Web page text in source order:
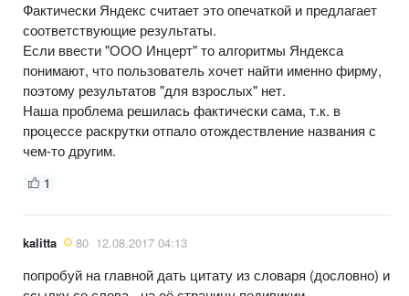
Фактически Яндекс считает это опечаткой и предлагает
соответствующие результаты.
Если ввести "ООО Инцерт" то алгоритмы Яндекса
понимают, что пользователь хочет найти именно фирму,
поэтому результатов "для взрослых" нет.
Наша проблема решилась фактически сама, т.к. в
процессе раскрутки отпало отождествление названия с
чем-то другим.
1
kalitta 80 12.08.2017 04:13
попробуй на главной дать цитату из словаря (дословно) и